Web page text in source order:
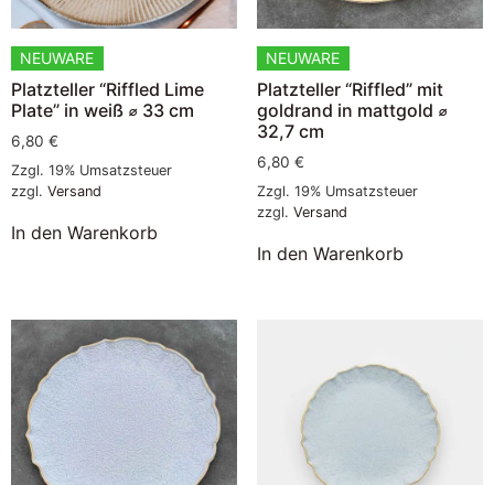
NEUWARE
Platzteller “Riffled Lime
Plate” in weiß ⌀ 33 cm
6,80 €
Zzgl. 19% Umsatzsteuer
zzgl. Versand
In den Warenkorb
NEUWARE
Platzteller “Riffled” mit
goldrand in mattgold ⌀
32,7 cm
6,80 €
Zzgl. 19% Umsatzsteuer
zzgl. Versand
In den Warenkorb